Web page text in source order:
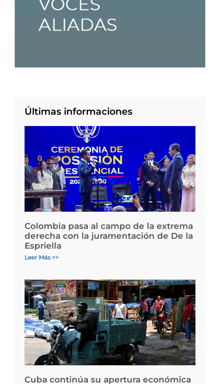
Últimas informaciones
Colombia pasa al campo de la extrema
derecha con la juramentación de De la
Espriella
Leer Más >>
Cuba continúa su apertura económica